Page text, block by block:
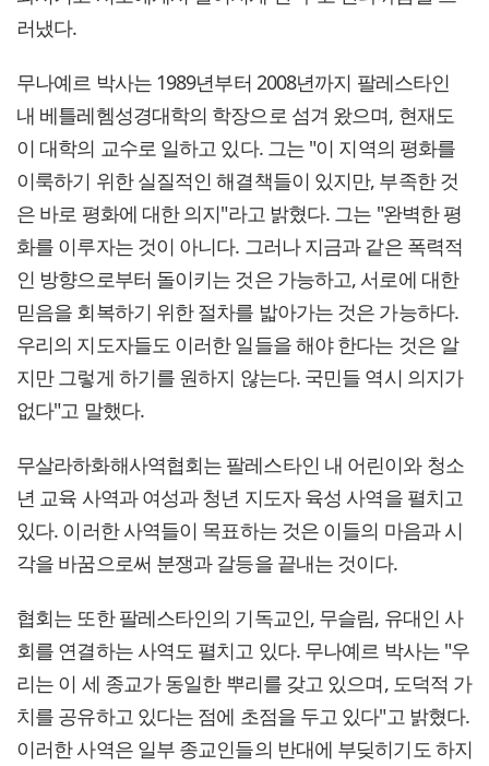
러냈다.
무나예르 박사는 1989년부터 2008년까지 팔레스타인
내 베틀레헴성경대학의 학장으로 섬겨 왔으며, 현재도
이 대학의 교수로 일하고 있다. 그는 "이 지역의 평화를
이룩하기 위한 실질적인 해결책들이 있지만, 부족한 것
은 바로 평화에 대한 의지"라고 밝혔다. 그는 "완벽한 평
화를 이루자는 것이 아니다. 그러나 지금과 같은 폭력적
인 방향으로부터 돌이키는 것은 가능하고, 서로에 대한
믿음을 회복하기 위한 절차를 밟아가는 것은 가능하다.
우리의 지도자들도 이러한 일들을 해야 한다는 것은 알
지만 그렇게 하기를 원하지 않는다. 국민들 역시 의지가
없다"고 말했다.
무살라하화해사역협회는 팔레스타인 내 어린이와 청소
년 교육 사역과 여성과 청년 지도자 육성 사역을 펼치고
있다. 이러한 사역들이 목표하는 것은 이들의 마음과 시
각을 바꿈으로써 분쟁과 갈등을 끝내는 것이다.
협회는 또한 팔레스타인의 기독교인, 무슬림, 유대인 사
회를 연결하는 사역도 펼치고 있다. 무나예르 박사는 "우
리는 이 세 종교가 동일한 뿌리를 갖고 있으며, 도덕적 가
치를 공유하고 있다는 점에 초점을 두고 있다"고 밝혔다.
이러한 사역은 일부 종교인들의 반대에 부딪히기도 하지